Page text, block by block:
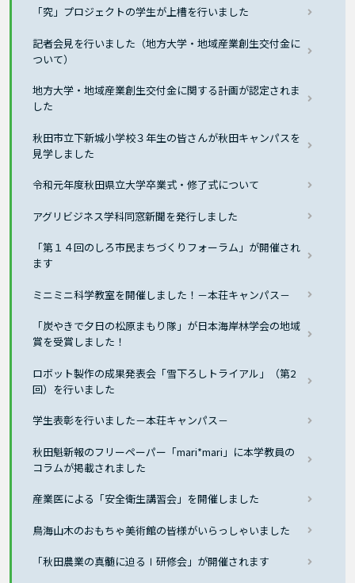
「究」プロジェクトの学生が上槽を行いました
記者会見を行いました（地方大学・地域産業創生交付金に
ついて）
地方大学・地域産業創生交付金に関する計画が認定されま
した
秋田市立下新城小学校３年生の皆さんが秋田キャンパスを
見学しました
令和元年度秋田県立大学卒業式・修了式について
アグリビジネス学科同窓新聞を発行しました
「第１４回のしろ市民まちづくりフォーラム」が開催され
ます
ミニミニ科学教室を開催しました！－本荘キャンパス－
「炭やきで夕日の松原まもり隊」が日本海岸林学会の地域
賞を受賞しました！
ロボット製作の成果発表会「雪下ろしトライアル」（第2
回）を行いました
学生表彰を行いました－本荘キャンパス－
秋田魁新報のフリーペーパー「mari*mari」に本学教員の
コラムが掲載されました
産業医による「安全衛生講習会」を開催しました
鳥海山木のおもちゃ美術館の皆様がいらっしゃいました
「秋田農業の真髄に迫るⅠ研修会」が開催されます